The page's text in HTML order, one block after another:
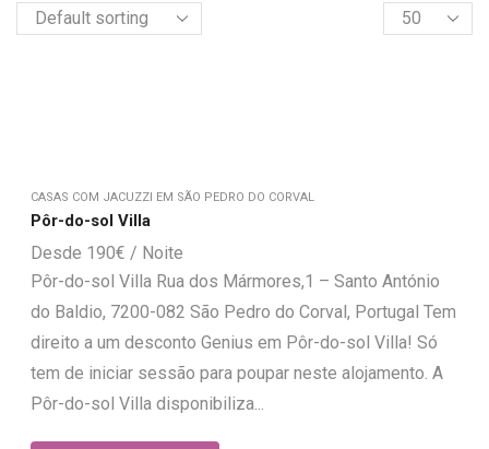
CASAS COM JACUZZI EM SÃO PEDRO DO CORVAL
Pôr-do-sol Villa
190€
Pôr-do-sol Villa Rua dos Mármores,1 – Santo António
do Baldio, 7200-082 São Pedro do Corval, Portugal Tem
direito a um desconto Genius em Pôr-do-sol Villa! Só
tem de iniciar sessão para poupar neste alojamento. A
Pôr-do-sol Villa disponibiliza...